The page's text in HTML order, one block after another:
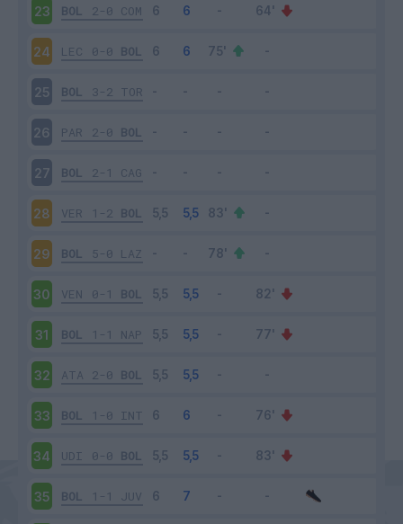
23 BOL 2-0 COM
24 LEC 0-0 BOL
25 BOL 3-2 TOR
26 PAR 2-0 BOL
27 BOL 2-1 CAG
28 VER 1-2 BOL
29 BOL 5-0 LAZ
30 VEN 0-1 BOL
31 BOL 1-1 NAP
32 ATA 2-0 BOL
33 BOL 1-0 INT
34 UDI 0-0 BOL
35 BOL 1-1 JUV